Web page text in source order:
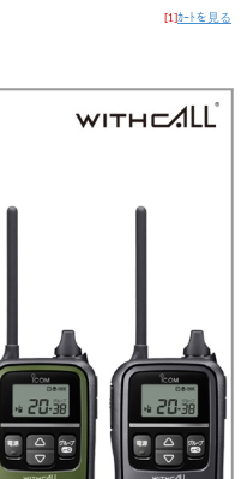
[1]ｶｰﾄを見る